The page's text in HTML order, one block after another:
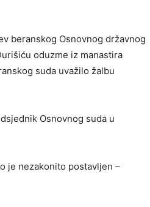
beranskog Osnovnog državnog
oduzme iz manastira
suda uvažilo žalbu
Osnovnog suda u
je nezakonito postavljen –